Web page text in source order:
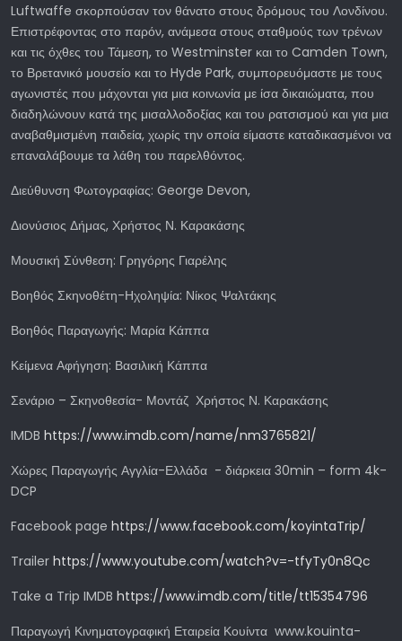
Luftwaffe σκορπούσαν τον θάνατο στους δρόμους του Λονδίνου.
Επιστρέφοντας στο παρόν, ανάμεσα στους σταθμούς των τρένων
και τις όχθες του Τάμεση, το Westminster και το Camden Town,
το Βρετανικό μουσείο και το Hyde Park, συμπορευόμαστε με τους
αγωνιστές που μάχονται για μια κοινωνία με ίσα δικαιώματα, που
διαδηλώνουν κατά της μισαλλοδοξίας και του ρατσισμού και για μια
αναβαθμισμένη παιδεία, χωρίς την οποία είμαστε καταδικασμένοι να
επαναλάβουμε τα λάθη του παρελθόντος.
Διεύθυνση Φωτογραφίας: George Devon,
Διονύσιος Δήμας, Χρήστος Ν. Καρακάσης
Μουσική Σύνθεση: Γρηγόρης Γιαρέλης
Βοηθός Σκηνοθέτη-Ηχοληψία: Νίκος Ψαλτάκης
Βοηθός Παραγωγής: Μαρία Κάππα
Κείμενα Αφήγηση: Βασιλική Κάππα
Σενάριο – Σκηνοθεσία- Μοντάζ Χρήστος Ν. Καρακάσης
IMDB https://www.imdb.com/name/nm3765821/
Χώρες Παραγωγής Αγγλία-Ελλάδα - διάρκεια 30min – form 4k-
DCP
Facebook page https://www.facebook.com/koyintaTrip/
Trailer https://www.youtube.com/watch?v=-tfyTy0n8Qc
Take a Trip IMDB https://www.imdb.com/title/tt15354796
Παραγωγή Κινηματογραφική Εταιρεία Κουίντα www.kouinta-